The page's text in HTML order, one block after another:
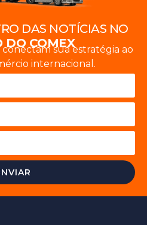
DAS NOTÍCIAS NO
DO COMEXsua estratégia ao
internacional.